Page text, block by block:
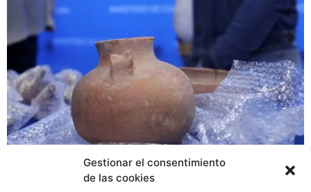
Gestionar el consentimiento
de las cookies